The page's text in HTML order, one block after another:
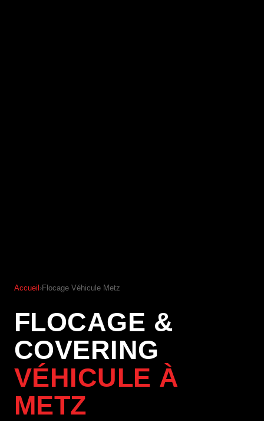
Accueil ›Flocage Véhicule Metz
FLOCAGE &
COVERING
VÉHICULE À
METZ